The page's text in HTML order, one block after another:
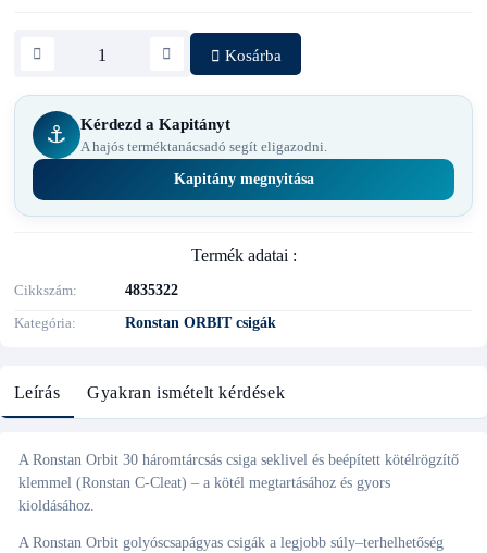
Kosárba
⚓ Kérdezd a Kapitányt
A hajós terméktanácsadó segít eligazodni.
Kapitány megnyitása
Termék adatai :
Cikkszám
4835322
Kategória
Ronstan ORBIT csigák
Leírás Gyakran ismételt kérdések
A Ronstan Orbit 30 háromtárcsás csiga seklivel és beépített kötélrögzítő
klemmel (Ronstan C-Cleat) – a kötél megtartásához és gyors
kioldásához.
A Ronstan Orbit golyóscsapágyas csigák a legjobb súly–terhelhetőség